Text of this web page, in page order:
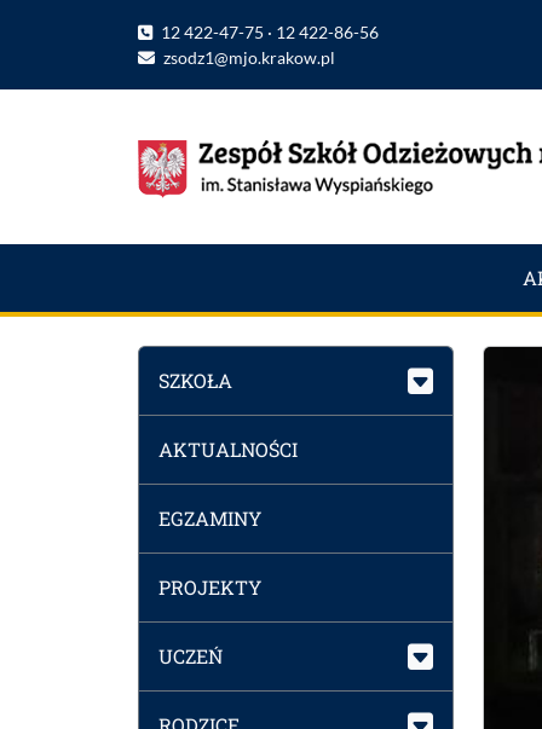
12 422-47-75 · 12 422-86-56
zsodz1@mjo.krakow.pl
SZKOŁA
AKTUALNOŚCI
EGZAMINY
PROJEKTY
UCZEŃ